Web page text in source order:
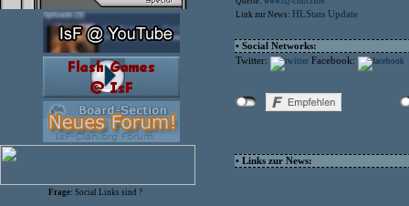
Frage: Social Links sind ?
Link zur News: HLStats Update
• Social Networks:
Twitter:
Facebook:
• Links zur News: